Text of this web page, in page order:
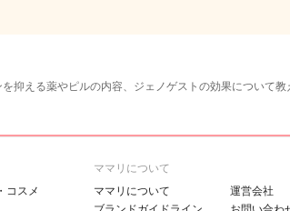
抑える薬やピルの内容、ジェノゲストの効果について
コスメ
ママリについて
ママリについて
運営会社